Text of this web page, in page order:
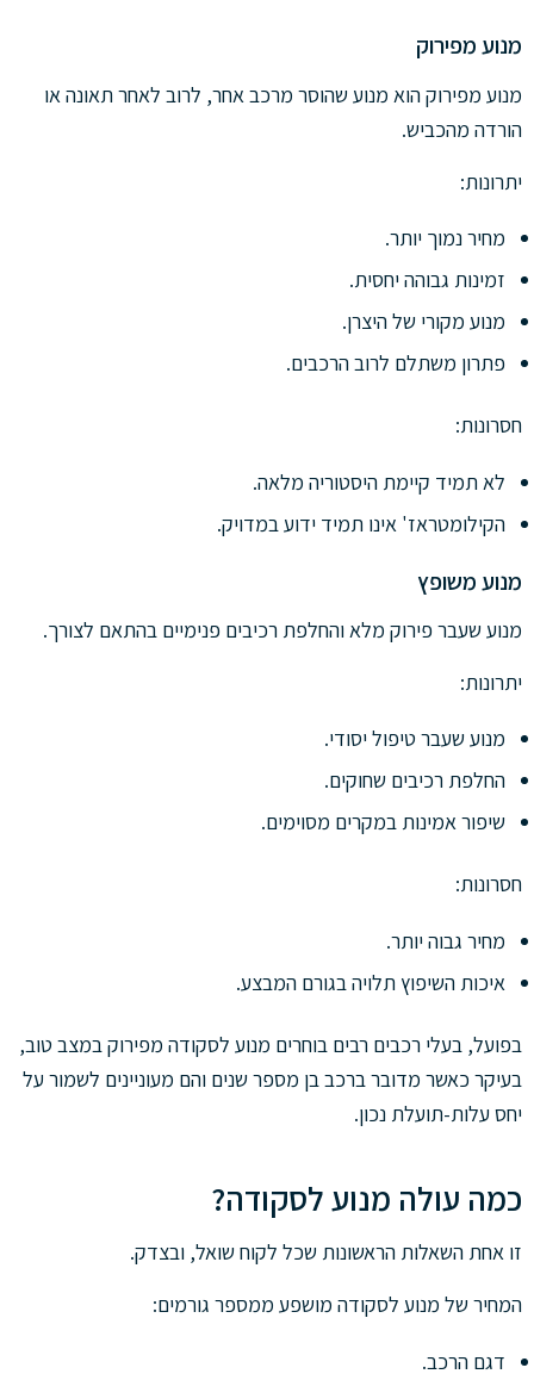
מנוע מפירוק
מנוע מפירוק הוא מנוע שהוסר מרכב אחר, לרוב לאחר תאונה או
הורדה מהכביש.
יתרונות:
מחיר נמוך יותר.
זמינות גבוהה יחסית.
מנוע מקורי של היצרן.
פתרון משתלם לרוב הרכבים.
חסרונות:
לא תמיד קיימת היסטוריה מלאה.
הקילומטראז' אינו תמיד ידוע במדויק.
מנוע משופץ
מנוע שעבר פירוק מלא והחלפת רכיבים פנימיים בהתאם לצורך.
יתרונות:
מנוע שעבר טיפול יסודי.
החלפת רכיבים שחוקים.
שיפור אמינות במקרים מסוימים.
חסרונות:
מחיר גבוה יותר.
איכות השיפוץ תלויה בגורם המבצע.
בפועל, בעלי רכבים רבים בוחרים מנוע לסקודה מפירוק במצב טוב,
בעיקר כאשר מדובר ברכב בן מספר שנים והם מעוניינים לשמור על
יחס עלות-תועלת נכון.
כמה עולה מנוע לסקודה?
זו אחת השאלות הראשונות שכל לקוח שואל, ובצדק.
המחיר של מנוע לסקודה מושפע ממספר גורמים:
דגם הרכב.